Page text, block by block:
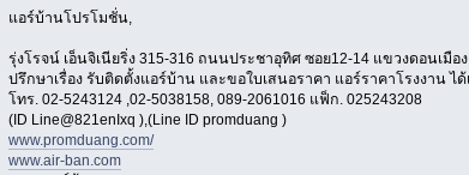
แอร์บ้านโปรโมชั่น,
รุ่งโรจน์ เอ็นจิเนียริ่ง 315-316 ถนนประชาอุทิศ ซอย12-14 แขวงดอนเมือ
ปรึกษาเรื่อง รับติดตั้งแอร์บ้าน และขอใบเสนอราคา แอร์ราคาโรงงาน ไ
โทร. 02-5243124 ,02-5038158, 089-2061016 แฟ็ก. 025243208
(ID Line@821enIxq ),(Line ID promduang )
www.promduang.com/
www.air-ban.com